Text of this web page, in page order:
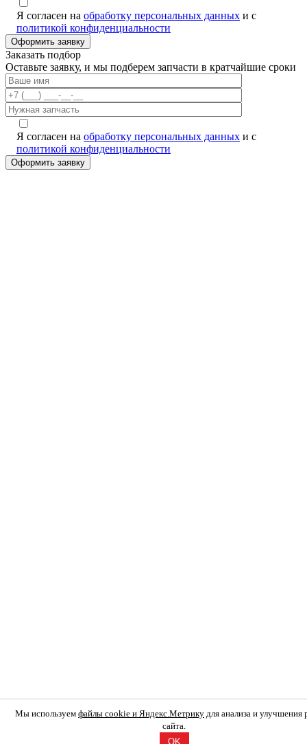
Я согласен на обработку персональных данных и с
политикой конфиденциальности
Заказать подбор
Оставьте заявку, и мы подберем запчасти в кратчайшие сроки
Я согласен на обработку персональных данных и с
политикой конфиденциальности
Мы используем файлы cookie и Яндекс.Метрику для анализа и улучшения
сайта.
OK